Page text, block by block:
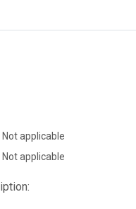
Not applicable
Not applicable